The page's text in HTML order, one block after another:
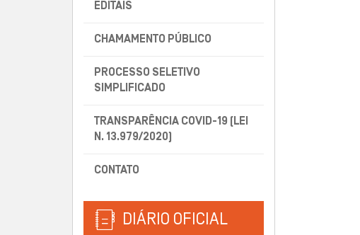
EDITAIS
CHAMAMENTO PÚBLICO
PROCESSO SELETIVO
SIMPLIFICADO
TRANSPARÊNCIA COVID-19 (LEI
N. 13.979/2020)
CONTATO
DIÁRIO OFICIAL